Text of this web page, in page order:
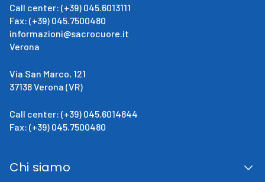
Call center: (+39) 045.6013111
Fax: (+39) 045.7500480
informazioni@sacrocuore.it
Verona
Via San Marco, 121
37138 Verona (VR)
Call center: (+39) 045.6014844
Fax: (+39) 045.7500480
Chi siamo